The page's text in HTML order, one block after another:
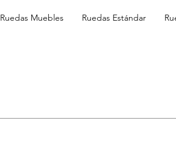
Ruedas Muebles Ruedas Estándar